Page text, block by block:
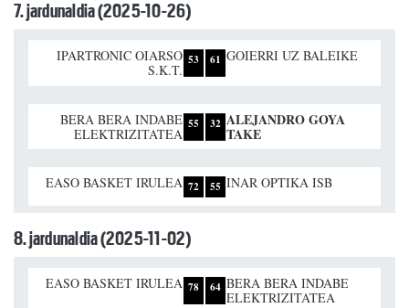
7. jardunaldia (2025-10-26)
IPARTRONIC OIARSO
S.K.T.
53 61 GOIERRI UZ BALEIKE
BERA BERA INDABE
ELEKTRIZITATEA
55 32 ALEJANDRO GOYA
TAKE
EASO BASKET IRULEA 72 55 INAR OPTIKA ISB
8. jardunaldia (2025-11-02)
EASO BASKET IRULEA 78 64 BERA BERA INDABE
ELEKTRIZITATEA